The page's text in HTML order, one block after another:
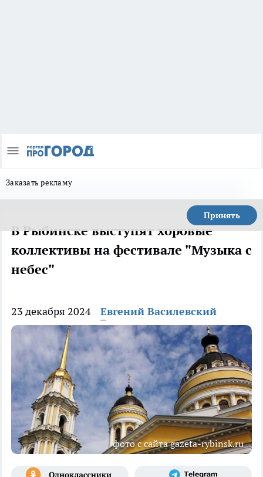
Заказать рекламу
Принять
В Рыбинске выступят хоровые
коллективы на фестивале "Музыка с
небес"
23 декабря 2024 Евгений Василевский
фото с сайта gazeta-rybinsk.ru